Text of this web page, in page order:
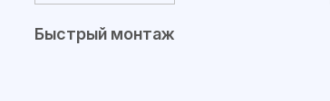
Быстрый монтаж